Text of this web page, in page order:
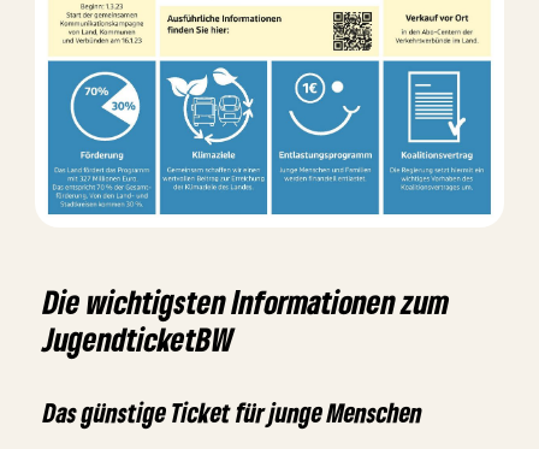
Die wichtigsten Informationen zum
JugendticketBW
Das günstige Ticket für junge Menschen